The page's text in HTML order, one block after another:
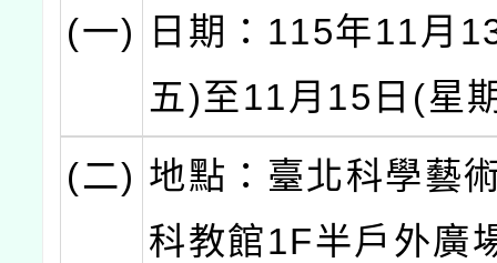
(一)
日期：115年11月
五)至11月15日(星
(二) 地點：臺北科學藝
科教館1F半戶外廣